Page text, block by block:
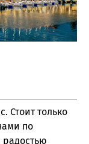
Стоит только
по
радостью